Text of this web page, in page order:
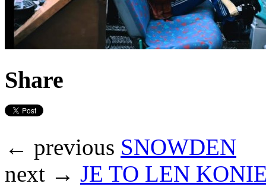
Share
← previous SNOWDEN
next → JE TO LEN